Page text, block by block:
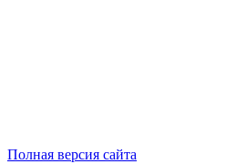
Полная версия сайта